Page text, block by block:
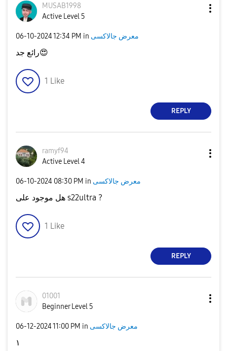
MUSAB1998
Active Level 5
‎06-10-202412:34 PM in معرض جالاكسى
رائع جد😍
1 Like
REPLY
ramyf94
Active Level 4
‎06-10-2024 08:30 PM in معرض جالاكسى
هل موجود على s22ultra ?
1 Like
REPLY
01001
Beginner Level 5
‎06-12-202411:00 PM in معرض جالاكسى
١